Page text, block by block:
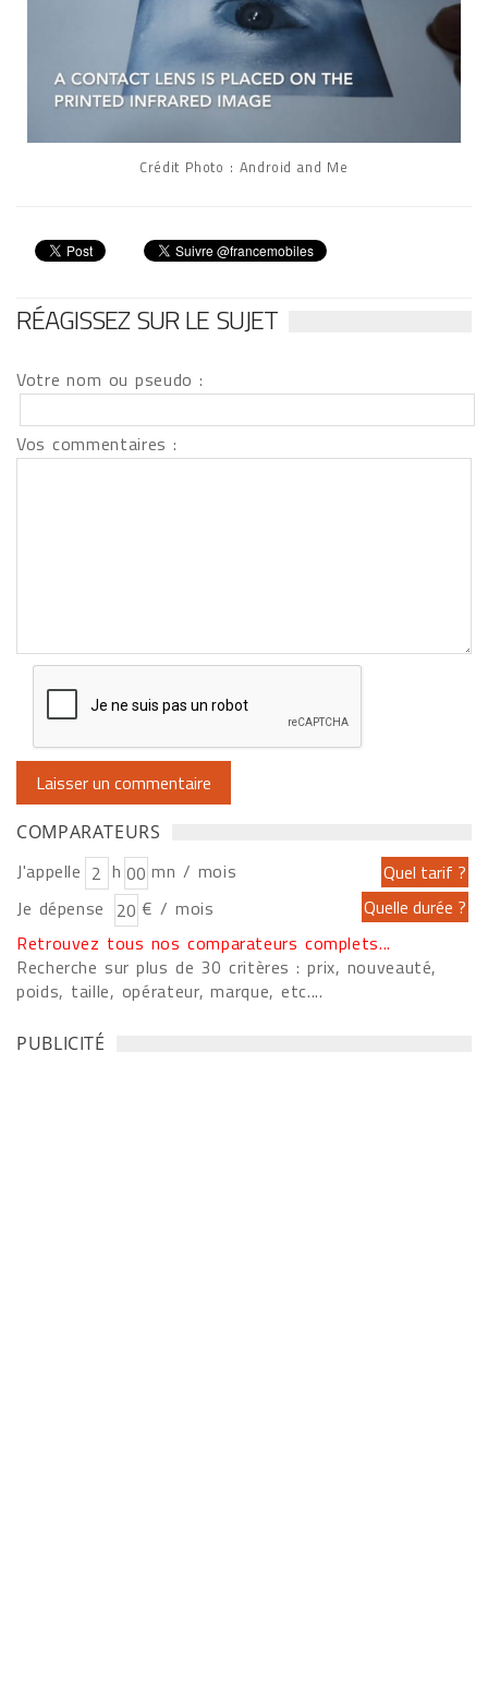
Crédit Photo : Android and Me
RÉAGISSEZ SUR LE SUJET
Votre nom ou pseudo :
Vos commentaires :
COMPARATEURS
J'appelle h
mn / mois
Je dépense
€ / mois
Retrouvez tous nos comparateurs complets...
Recherche sur plus de 30 critères : prix, nouveauté,
poids, taille, opérateur, marque, etc....
PUBLICITÉ